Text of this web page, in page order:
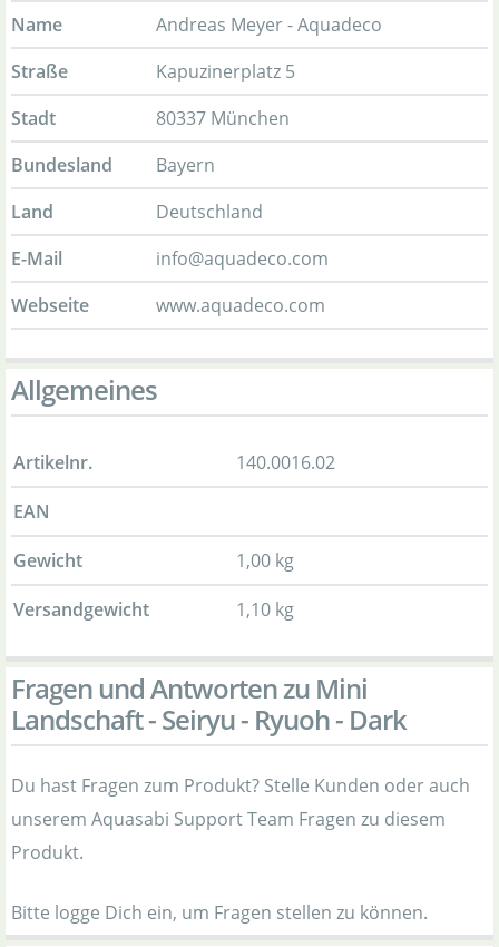
Name
Andreas Meyer - Aquadeco
Straße
Kapuzinerplatz 5
Stadt
80337 München
Bundesland
Bayern
Land
Deutschland
E-Mail
info@aquadeco.com
Webseite
www.aquadeco.com
Allgemeines
Artikelnr.
140.0016.02
EAN
Gewicht
1,00 kg
Versandgewicht
1,10 kg
Fragen und Antworten zu Mini
Landschaft - Seiryu - Ryuoh - Dark
Du hast Fragen zum Produkt? Stelle Kunden oder auch
unserem Aquasabi Support Team Fragen zu diesem
Produkt.
Bitte logge Dich ein, um Fragen stellen zu können.